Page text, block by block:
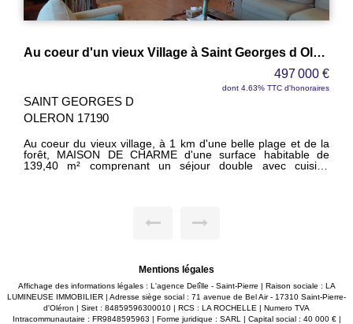
Au coeur d'un vieux Village à Saint Georges d Oleron
497 000 €
dont 4.63% TTC d'honoraires
SAINT GEORGES D
OLERON 17190
Au coeur du vieux village, à 1 km d'une belle plage et de la
forêt, MAISON DE CHARME d'une surface habitable de
139,40 m² comprenant un séjour double avec cuisine
préau de 12 m² et une agréable cour exposée Sud-Ouest
Mentions légales
Affichage des informations légales : L'agence Delîlle - Saint-Pierre | Raison sociale : LA
LUMINEUSE IMMOBILIER | Adresse siège social : 71 avenue de Bel Air - 17310 Saint-Pierre-
d'Oléron | Siret : 84859596300010 | RCS : LA ROCHELLE | Numero TVA
Intracommunautaire : FR9848595963 | Forme juridique : SARL | Capital social : 40 000 € |